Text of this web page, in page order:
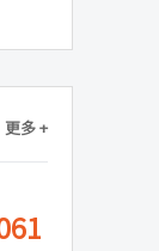
更多 +